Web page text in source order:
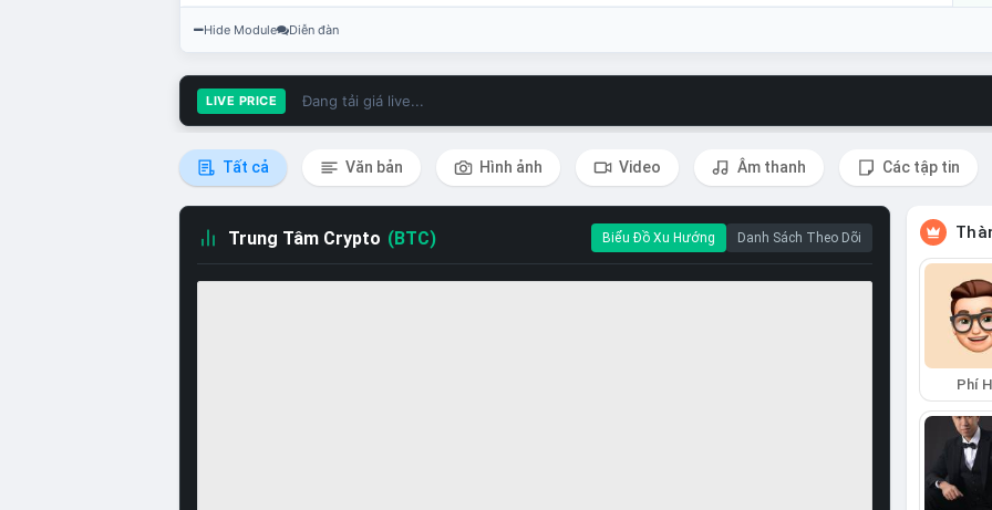
Hide Module Diễn đàn
LIVE PRICE Đang tải giá live...
Tất cả Văn bản Hình ảnh Video Âm thanh Các tập tin
Trung Tâm Crypto (BTC) Biểu Đồ Xu Hướng Danh Sách Theo Dõi
Phí